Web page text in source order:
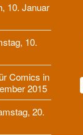
10. Januar
10.
Comics in
2015
20.